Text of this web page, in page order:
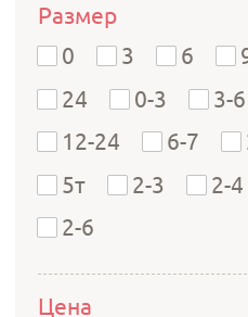
Размер
0
3 6
24
0-3 3-6
12-24
6-7
5т
2-3 2-4
2-6
Цена